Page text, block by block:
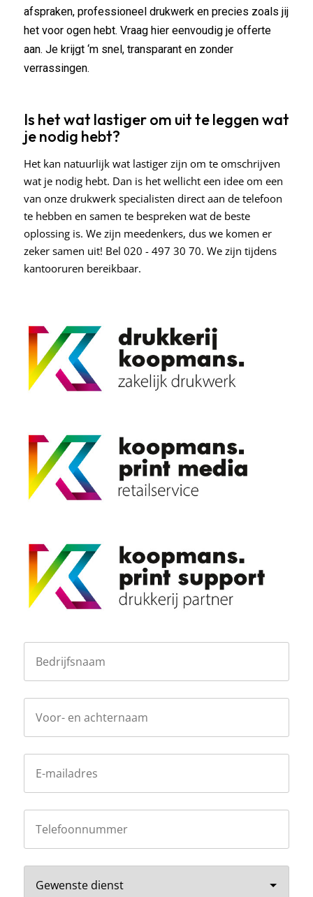
afspraken, professioneel drukwerk en precies zoals jij
het voor ogen hebt. Vraag hier eenvoudig je offerte
aan. Je krijgt ‘m snel, transparant en zonder
verrassingen.
Is het wat lastiger om uit te leggen wat
je nodig hebt?
Het kan natuurlijk wat lastiger zijn om te omschrijven
wat je nodig hebt. Dan is het wellicht een idee om een
van onze drukwerk specialisten direct aan de telefoon
te hebben en samen te bespreken wat de beste
oplossing is. We zijn meedenkers, dus we komen er
zeker samen uit! Bel 020 - 497 30 70. We zijn tijdens
kantooruren bereikbaar.